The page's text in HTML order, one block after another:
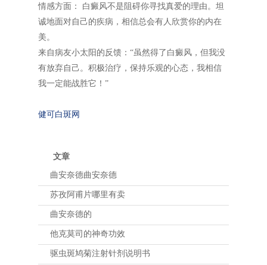
情感方面： 白癜风不是阻碍你寻找真爱的理由。坦
诚地面对自己的疾病，相信总会有人欣赏你的内在
美。
来自病友小太阳的反馈：“虽然得了白癜风，但我没
有放弃自己。积极治疗，保持乐观的心态，我相信
我一定能战胜它！”
健可白斑网
文章
曲安奈德曲安奈德
苏孜阿甫片哪里有卖
曲安奈德的
他克莫司的神奇功效
驱虫斑鸠菊注射针剂说明书